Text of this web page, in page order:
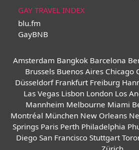
GAY TRAVEL INDEX
blu.fm
GayBNB
Amsterdam Bangkok Barcelona
Brussels Buenos Aires Chicago
Düsseldorf Frankfurt Freiburg
Las Vegas Lisbon London Los
Mannheim Melbourne Miami
Montréal München New Orleans
Springs Paris Perth Philadelphia
Diego San Francisco Stuttgart